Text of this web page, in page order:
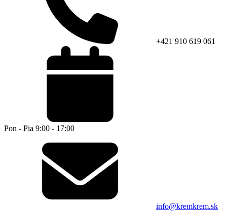
+421 910 619 061
Pon - Pia 9:00 - 17:00
info@kremkrem.sk